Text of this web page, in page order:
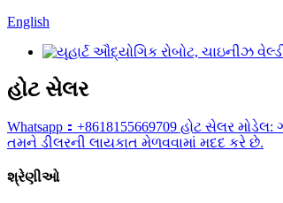
English
હોટ સેલર
Whatsapp：+8618155669709 હોટ સેલર
તમને ડીલરની લાયકાત મેળવવામાં મદદ કરે છે.
શ્રેણીઓ